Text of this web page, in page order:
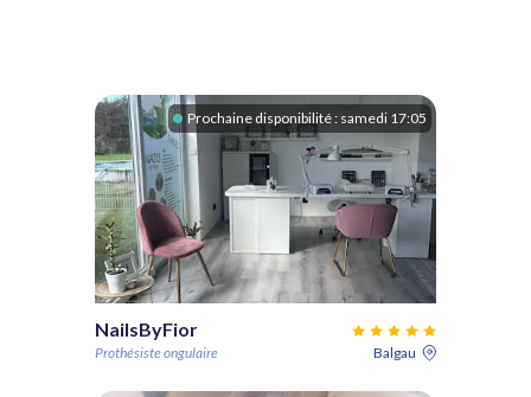
Prochaine disponibilité : samedi 17:05
NailsByFior
Prothésiste ongulaire Balgau